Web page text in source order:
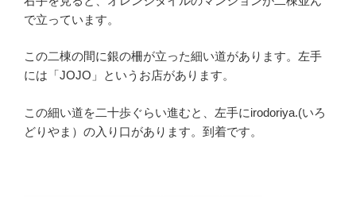
で立っています。
この二棟の間に銀の柵が立った細い道があります。左手
には「JOJO」というお店があります。
この細い道を二十歩ぐらい進むと、左手にirodoriya.(いろ
どりやま）の入り口があります。到着です。